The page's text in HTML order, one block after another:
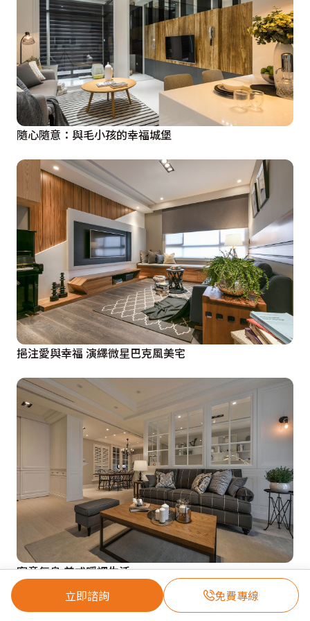
立即諮詢 免費專線
隨心隨意：與毛小孩的幸福城堡
挹注愛與幸福 演繹微星巴克風美宅
寫意氣息 美式暖調生活